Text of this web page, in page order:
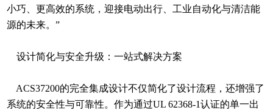
小巧、更高效的系统，迎接电动出行、工业自动化与清洁能
源的未来。”
设计简化与安全升级：一站式解决方案
ACS37200的完全集成设计不仅简化了设计流程，还增强了
系统的安全性与可靠性。作为通过UL 62368-1认证的单一出